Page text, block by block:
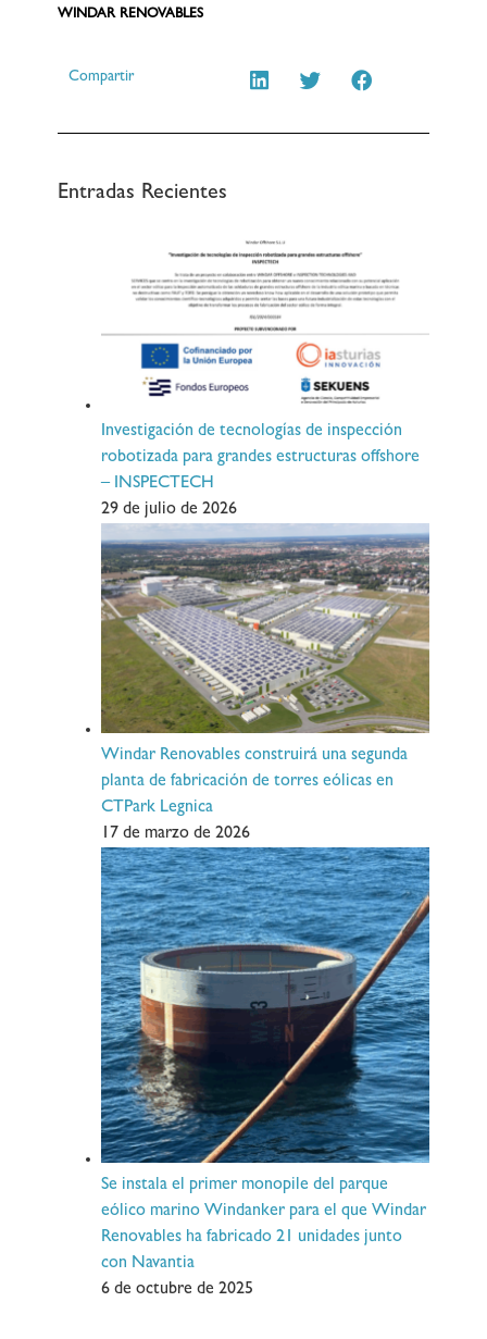
WINDAR RENOVABLES
Compartir
Entradas Recientes
Investigación de tecnologías de inspección
robotizada para grandes estructuras offshore
– INSPECTECH
29 de julio de 2026
Windar Renovables construirá una segunda
planta de fabricación de torres eólicas en
CTPark Legnica
17 de marzo de 2026
Se instala el primer monopile del parque
eólico marino Windanker para el que Windar
Renovables ha fabricado 21 unidades junto
con Navantia
6 de octubre de 2025